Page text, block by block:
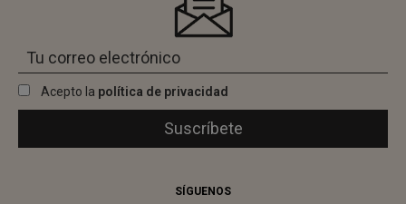
Acepto la política de privacidad
SÍGUENOS